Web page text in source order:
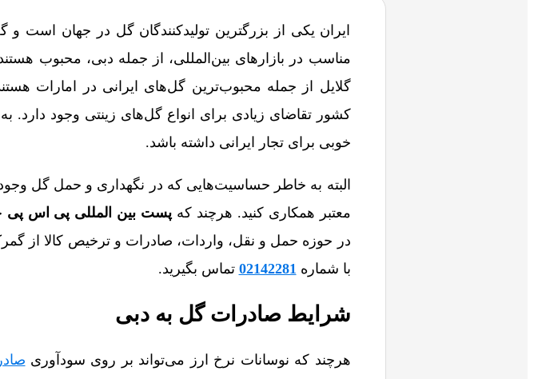
ایران یکی از بزرگترین تولیدکنندگان گل در جهان است و
مناسب در بازارهای بین‌المللی، از جمله دبی، محبوب
گلایل از جمله محبوب‌ترین گل‌های ایرانی در امارات
کشور تقاضای زیادی برای انواع گل‌های زینتی وجود دارد.
خوبی برای تجار ایرانی داشته باشد.
البته به خاطر حساسیت‌هایی که در نگهداری و حمل گل
معتبر همکاری کنید. هرچند که پست بین المللی پی اس پی
در حوزه حمل و نقل، واردات، صادرات و ترخیص کالا از
با شماره 02142281 تماس بگیرید.
شرایط صادرات گل به دبی
هرچند که نوسانات نرخ ارز می‌تواند بر روی سودآوری